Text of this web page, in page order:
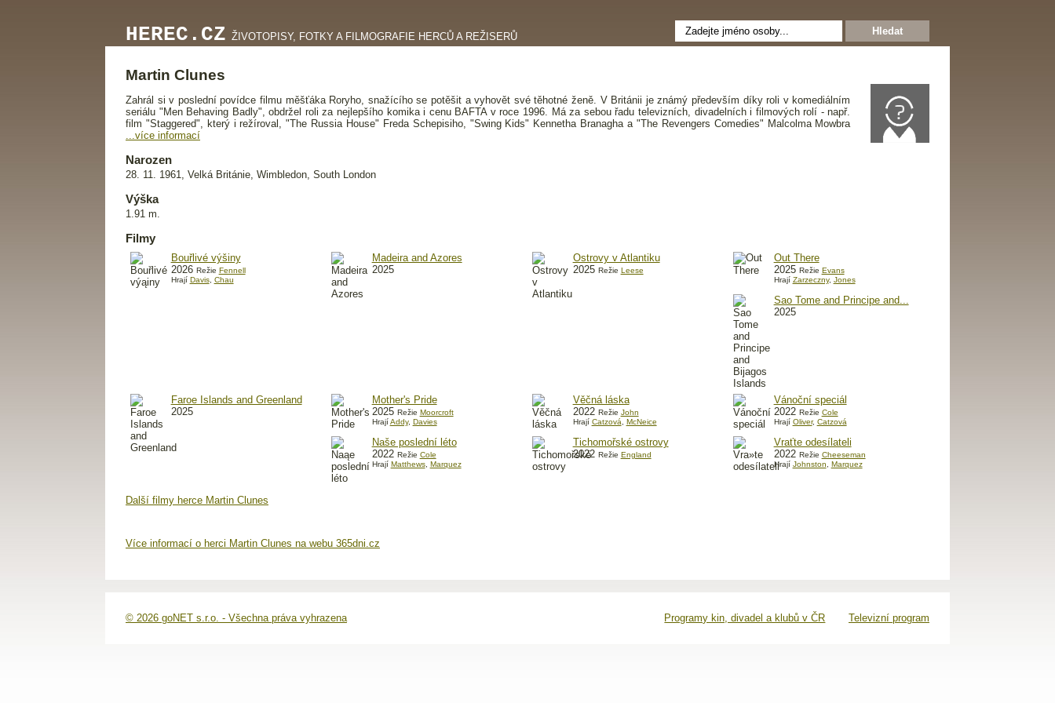
HEREC.CZ ŽIVOTOPISY, FOTKY A FILMOGRAFIE HERCŮ A REŽISERŮ
Martin Clunes
Zahrál si v poslední povídce filmu měšťáka Roryho, snažícího se potěšit a vyhovět své těhotné ženě. V Británii je známý především díky roli v komediálním
seriálu "Men Behaving Badly", obdržel roli za nejlepšího komika i cenu BAFTA v roce 1996. Má za sebou řadu televizních, divadelních i filmových rolí - např.
film "Staggered", který i režíroval, "The Russia House" Freda Schepisiho, "Swing Kids" Kennetha Branagha a "The Revengers Comedies" Malcolma Mowbra
...více informací
Narozen
28. 11. 1961, Velká Británie, Wimbledon, South London
Výška
1.91 m.
Filmy
Bouřlivé výšiny
2026 Režie Fennell
Hrají Davis, Chau
Madeira and Azores
2025
Ostrovy v Atlantiku
2025 Režie Leese
Out There
2025 Režie Evans
Hrají Zarzeczny, Jones
Sao Tome and Principe and...
2025
Faroe Islands and Greenland
2025
Mother's Pride
2025 Režie Moorcroft
HrajíAddy, Davies
Věčná láska
2022 Režie John
Hrají Catzová McNeice
Vánoční speciál
2022 Režie Cole
Hrají Oliver, Catzová
Naše poslední léto
2022 Režie Cole
Hrají Matthews, Marquez
Tichomořské ostrovy
2022 Režie England
Vraťte odesílateli
2022 Režie Cheeseman
Hrají Johnston Marquez
Další filmy herce Martin Clunes
Více informací o herci Martin Clunes na webu 365dni.cz
© 2026 goNET s.r.o. - Všechna práva vyhrazena Programy kin, divadel a klubů v ČR Televizní program